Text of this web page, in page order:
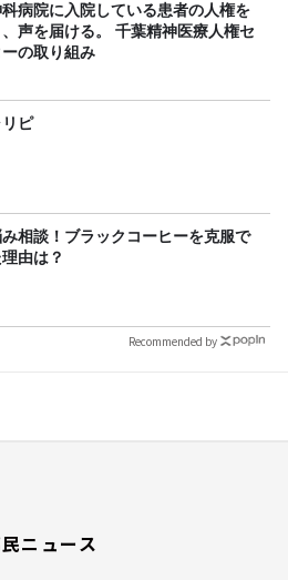
病院に入院している患者の人権を
声を届ける。 千葉精神医療人権セ
の取り組み
ピ
み相談！ブラックコーヒーを克服で
由は？
Recommended by
ニュース